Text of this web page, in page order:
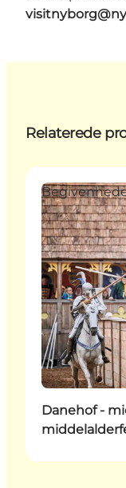
Relaterede
Danehof -